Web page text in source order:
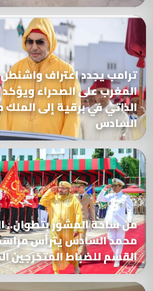
ترامب يجدد اعتراف
المغرب على الصحراء
الذاتي في برقية إلى
السادس
من ساحة المشور بتطوان..
محمد السادس يترأس
القسم للضباط المتخرجين